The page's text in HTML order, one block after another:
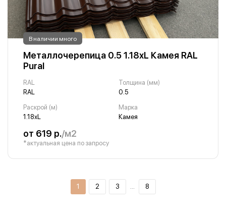
В наличии много
Металлочерепица 0.5 1.18хL Камея RAL
Pural
RAL
RAL
Толщина (мм)
0.5
Раскрой (м)
1.18хL
Марка
Камея
от 619 р./м2
*актуальная цена по запросу
1 2 3 … 8